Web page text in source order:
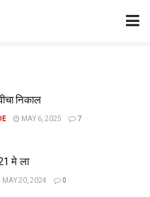
निकाल
MAY 6, 2025 7
मे ला
MAY 20, 2024 0